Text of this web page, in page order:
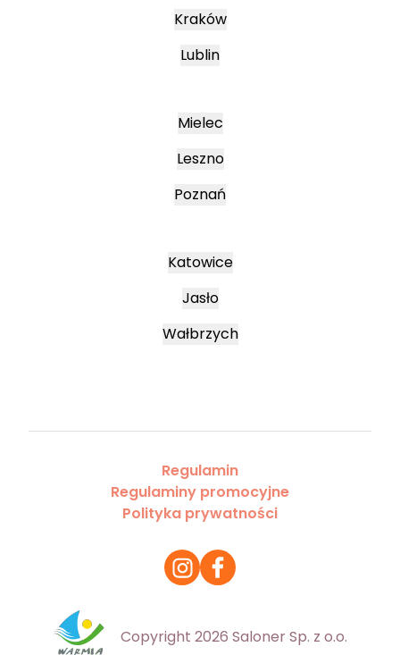
Kraków
Lublin
Mielec
Leszno
Poznań
Katowice
Jasło
Wałbrzych
Regulamin
Regulaminy promocyjne
Polityka prywatności
Copyright 2026 Saloner Sp. z o.o.